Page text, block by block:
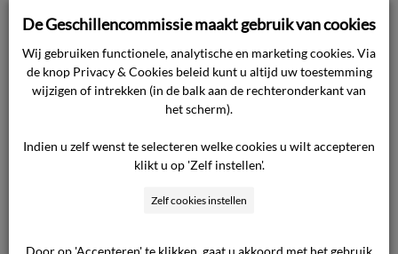
Door de
gevraagde
vernietiging
van het
De Geschillencommissie maakt gebruik van cookies
Wij gebruiken functionele, analytische en marketing cookies. Via
de knop Privacy & Cookies beleid kunt u altijd uw toestemming
wijzigen of intrekken (in de balk aan de rechteronderkant van
het scherm).
Indien u zelf wenst te selecteren welke cookies u wilt accepteren
klikt u op 'Zelf instellen'.
Zelf cookies instellen
Door op 'Accepteren' te klikken, gaat u akkoord met het gebruik